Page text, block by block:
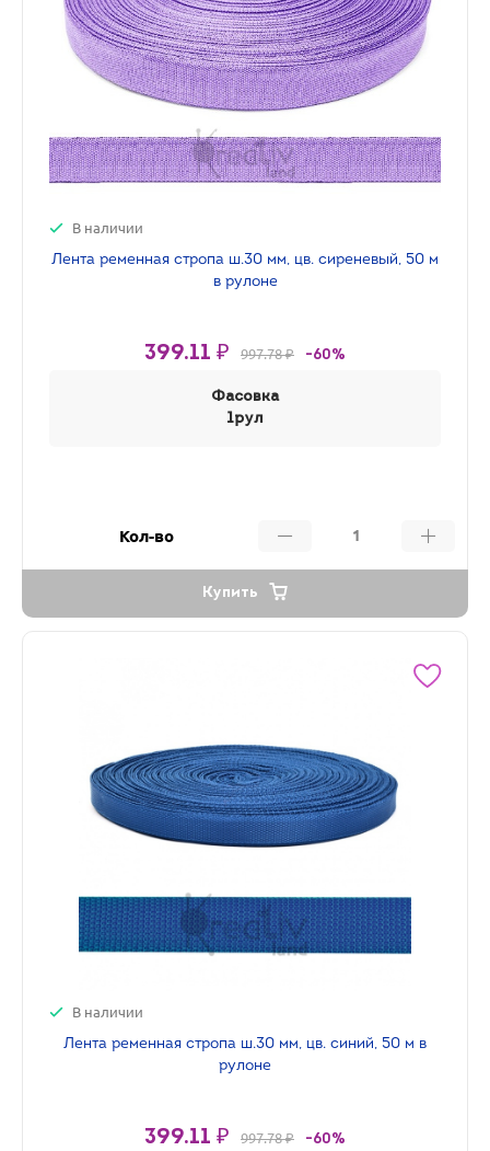
В наличии
Лента ременная стропа ш.30 мм, цв. сиреневый, 50 м
в рулоне
399.11 ₽ 997.78 ₽ -60%
Фасовка
1рул
Кол-во
Купить
В наличии
Лента ременная стропа ш.30 мм, цв. синий, 50 м в
рулоне
399.11 ₽ 997.78 ₽ -60%